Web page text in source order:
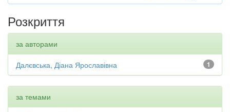
Розкриття
за авторами
1
Далєвська, Діана Ярославівна
за темами